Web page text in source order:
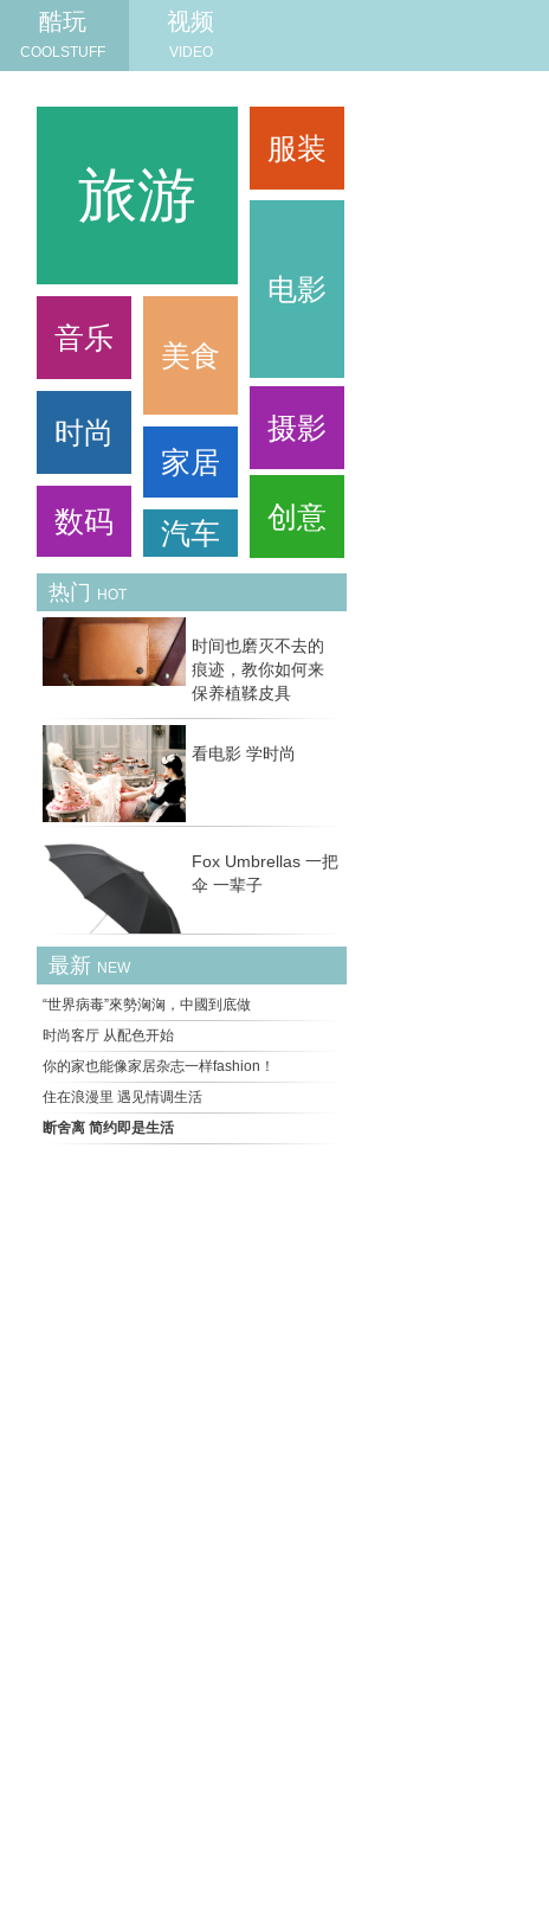
酷玩
COOLSTUFF
视频
VIDEO
旅游
服装
电影
音乐
美食
时尚
数码
家居
摄影
汽车
旅游
创意
热门 HOT
时间也磨灭不去的
痕迹，教你如何来
保养植鞣皮具
看电影 学时尚
Fox Umbrellas 一把
伞 一辈子
最新 NEW
“世界病毒”來勢洶洶，中國到底做
时尚客厅 从配色开始
你的家也能像家居杂志一样fashion！
住在浪漫里 遇见情调生活
断舍离 简约即是生活